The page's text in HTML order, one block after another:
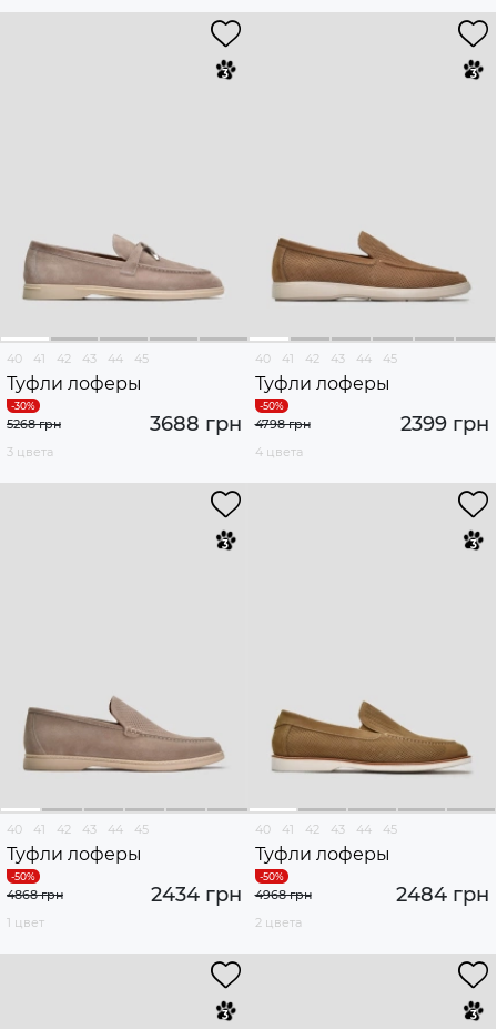
40 41 42 43 44 45
Туфли лоферы
3688 грн
5268 грн
3 цвета
40 41 42 43 44 45
Туфли лоферы
2399 грн
4798 грн
4 цвета
40 41 42 43 44 45
Туфли лоферы
2434 грн
4868 грн
1 цвет
40 41 42 43 44 45
Туфли лоферы
2484 грн
4968 грн
2 цвета